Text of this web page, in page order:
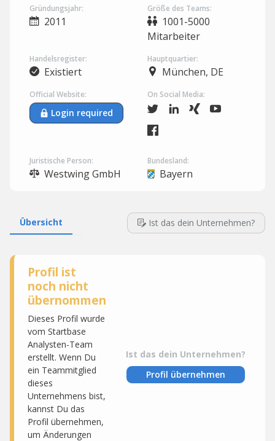
Gründungsjahr:
2011
Größe des Teams:
1001-5000
Mitarbeiter
Handelsregister:
Existiert
Hauptquartier:
München, DE
Official Website:
Login required
On Social Media:
Juristische Person:
Westwing GmbH
Bundesland:
Bayern
Übersicht Ist das dein Unternehmen?
Profil ist
noch nicht
übernommen
Dieses Profil wurde
vom Startbase
Analysten-Team
erstellt. Wenn Du
ein Teammitglied
dieses
Unternehmens bist,
kannst Du das
Profil übernehmen,
um Änderungen
Ist das dein Unternehmen?
Profil übernehmen